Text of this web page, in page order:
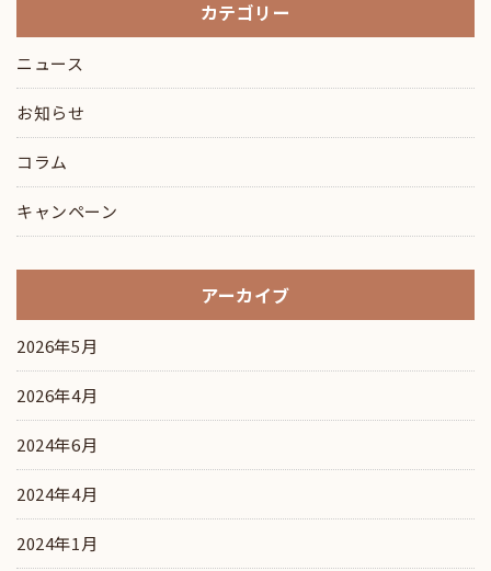
カテゴリー
ニュース
お知らせ
コラム
キャンペーン
アーカイブ
2026年5月
2026年4月
2024年6月
2024年4月
2024年1月